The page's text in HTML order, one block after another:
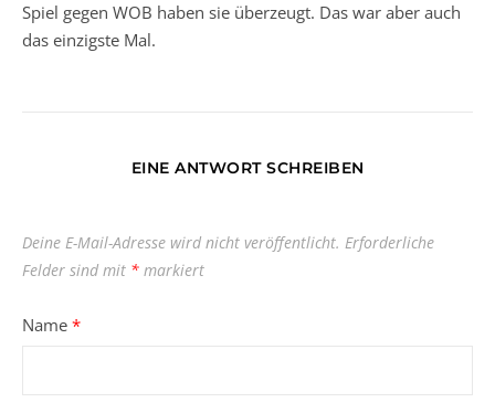
Spiel gegen WOB haben sie überzeugt. Das war aber auch
das einzigste Mal.
EINE ANTWORT SCHREIBEN
Deine E-Mail-Adresse wird nicht veröffentlicht. Erforderliche
Felder sind mit * markiert
Name *